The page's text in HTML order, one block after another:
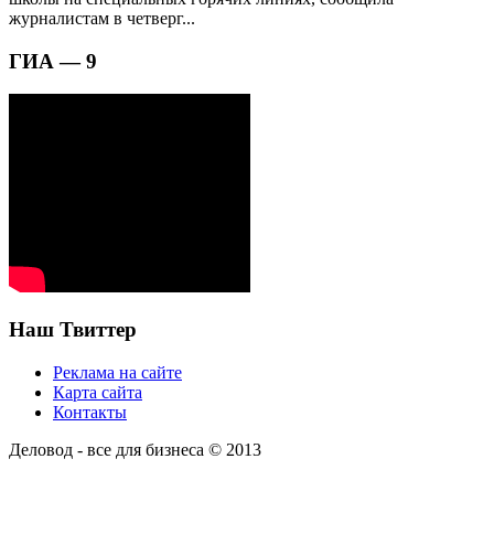
журналистам в четверг...
ГИА — 9
Наш Твиттер
Реклама на сайте
Карта сайта
Контакты
Деловод - все для бизнеса © 2013